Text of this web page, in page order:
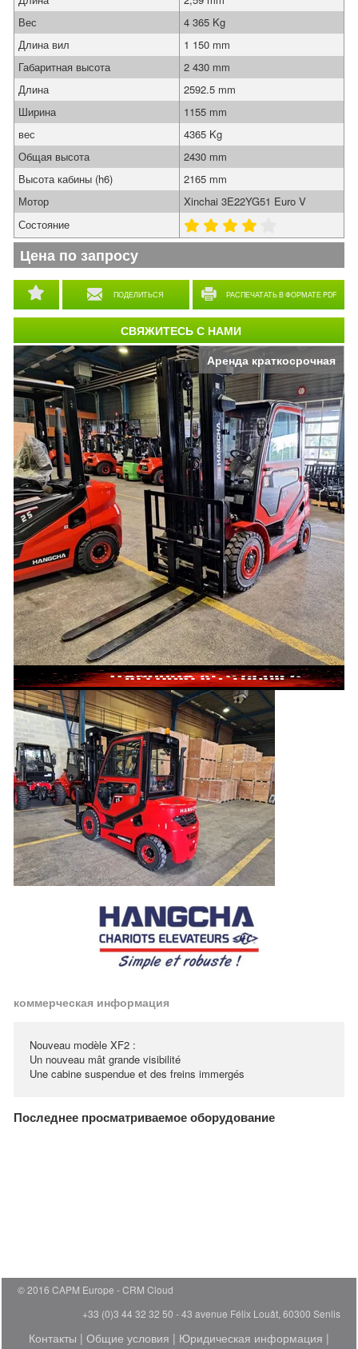
Аренда краткосрочная
ПОДЕЛИТЬСЯ РАСПЕЧАТАТЬ В ФОРМАТЕ PDF
Вес
4 365 Kg
Длина вил
1 150 mm
Габаритная высота
2 430 mm
Длина
2592.5 mm
Ширина
1155 mm
вес
4365 Kg
Общая высота
2430 mm
Высота кабины (h6)
2165 mm
Мотор
Xinchai 3E22YG51 Euro V
Состояние
Цена по запросу
коммерческая информация
Nouveau modèle XF2 :
Un nouveau mât grande visibilité
Une cabine suspendue et des freins immergés
СВЯЖИТЕСЬ С НАМИ
Последнее просматриваемое оборудование
© 2016 CAPM Europe
CRM Cloud
+33 (0)3 44 32 32 50 - 43 avenue Félix Louât, 60300 Senlis
Контакты | Общие условия | Юридическая информация |